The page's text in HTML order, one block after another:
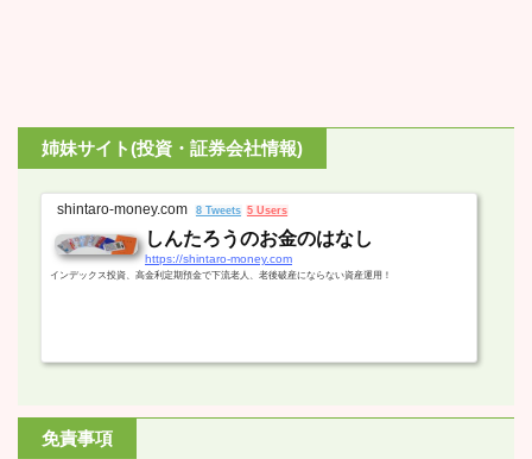
姉妹サイト(投資・証券会社情報)
shintaro-money.com 8 Tweets 5 Users
しんたろうのお金のはなし
https://shintaro-money.com
インデックス投資、高金利定期預金で下流老人、老後破産にならない資産運用！
免責事項